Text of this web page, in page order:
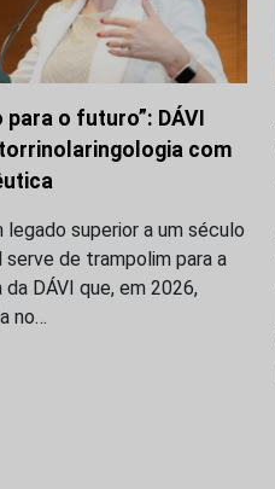
o futuro”: DÁVI
com
superior a um século
de trampolim para a
DÁVI que, em 2026,
no…